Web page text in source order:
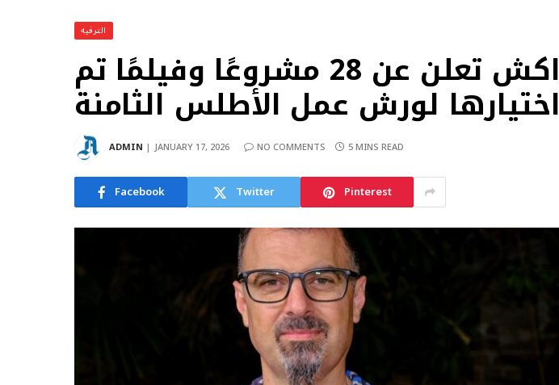
الترفيه
مراكش تعلن عن 28 مشروعًا وفيلمًا تم
اختيارها لورش عمل الأطلس الثامنة
ADMIN JANUARY 17, 2026 NO COMMENTS 5 MINS READ
Facebook Twitter Pinterest